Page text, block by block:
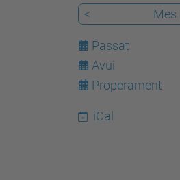
<
Mes
Passat
7
Avui
Properament
iCal